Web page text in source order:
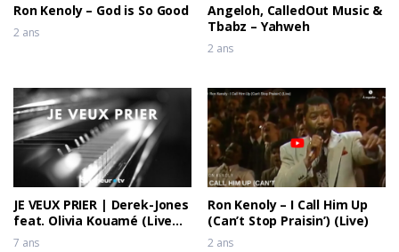
Ron Kenoly – God is So Good
2 ans
Angeloh, CalledOut Music &
Tbabz – Yahweh
2 ans
JE VEUX PRIER | Derek-Jones
feat. Olivia Kouamé (Live
recording)
7 ans
Ron Kenoly – I Call Him Up
(Can’t Stop Praisin’) (Live)
2 ans